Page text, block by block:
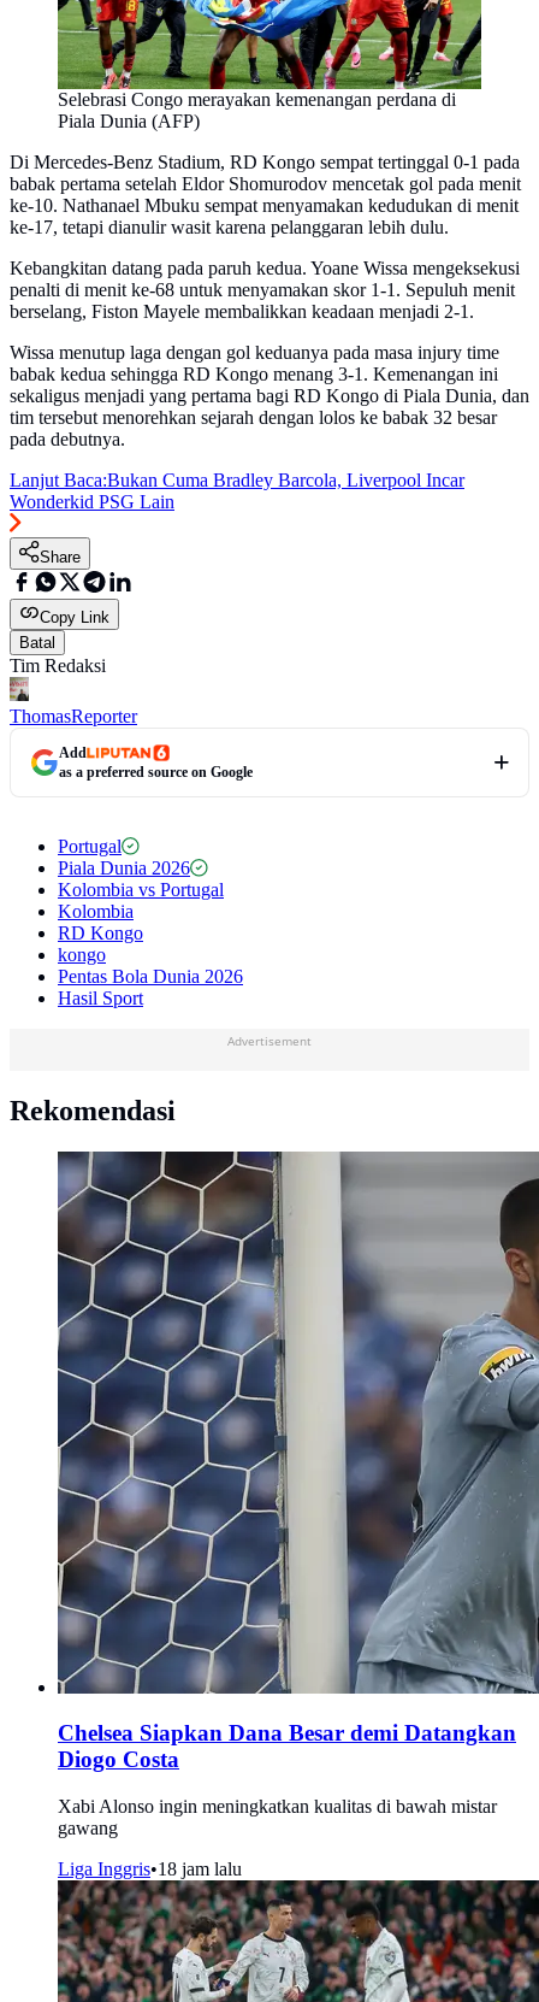
Selebrasi Congo merayakan kemenangan perdana di
Piala Dunia (AFP)
Di Mercedes-Benz Stadium, RD Kongo sempat tertinggal 0-1 pada
babak pertama setelah Eldor Shomurodov mencetak gol pada menit
ke-10. Nathanael Mbuku sempat menyamakan kedudukan di menit
ke-17, tetapi dianulir wasit karena pelanggaran lebih dulu.
Kebangkitan datang pada paruh kedua. Yoane Wissa mengeksekusi
penalti di menit ke-68 untuk menyamakan skor 1-1. Sepuluh menit
berselang, Fiston Mayele membalikkan keadaan menjadi 2-1.
Wissa menutup laga dengan gol keduanya pada masa injury time
babak kedua sehingga RD Kongo menang 3-1. Kemenangan ini
sekaligus menjadi yang pertama bagi RD Kongo di Piala Dunia, dan
tim tersebut menorehkan sejarah dengan lolos ke babak 32 besar
pada debutnya.
Lanjut Baca:Bukan Cuma Bradley Barcola, Liverpool Incar
Wonderkid PSG Lain
Share
Copy Link
Batal
Tim Redaksi
ThomasReporter
Add
as a preferred source on Google
Portugal
Piala Dunia 2026
Kolombia vs Portugal
Kolombia
RD Kongo
kongo
Pentas Bola Dunia 2026
Hasil Sport
Advertisement
Rekomendasi
Chelsea Siapkan Dana Besar demi Datangkan
Diogo Costa
Xabi Alonso ingin meningkatkan kualitas di bawah mistar
gawang
Liga Inggris•18 jam lalu